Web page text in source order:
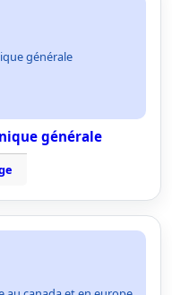
générale
générale